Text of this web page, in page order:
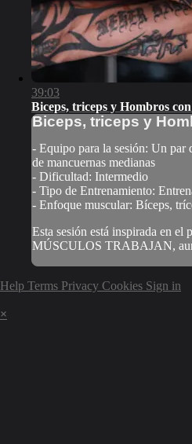
39:03
Biceps, triceps y Hombros
Biceps, triceps y
- Equipo para la sesión: Un par
de mancuernas medianas
- Dificultad: Intermedio
- Tipo de Entrenamiento:
- Enfoque muscular: Bíceps,
Esta sesión está inspirada en
MÚSCULOS TRABAJAN,
Help Terms Privacy Cookies Sign in
×